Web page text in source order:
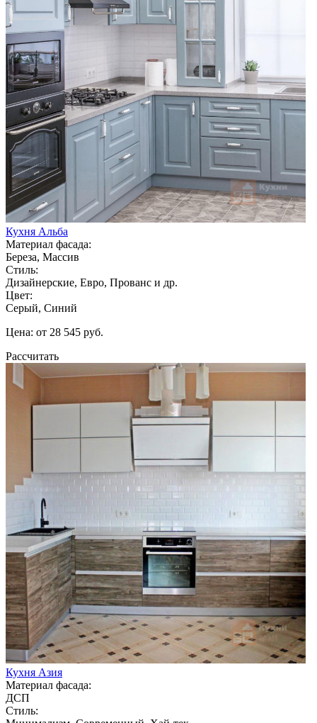
Кухня Альба
Материал фасада:
Береза, Массив
Стиль:
Дизайнерские, Евро, Прованс и др.
Цвет:
Серый, Синий
Цена: от 28 545 руб.
Рассчитать
Кухня Азия
Материал фасада:
ДСП
Стиль: